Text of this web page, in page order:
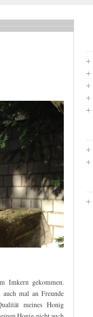
Imkern gekommen.
mal an Freunde
meines Honig